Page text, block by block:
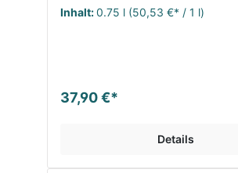
Inhalt:0.75 l (50,53 €* / 1 l)
37,90 €*
Details